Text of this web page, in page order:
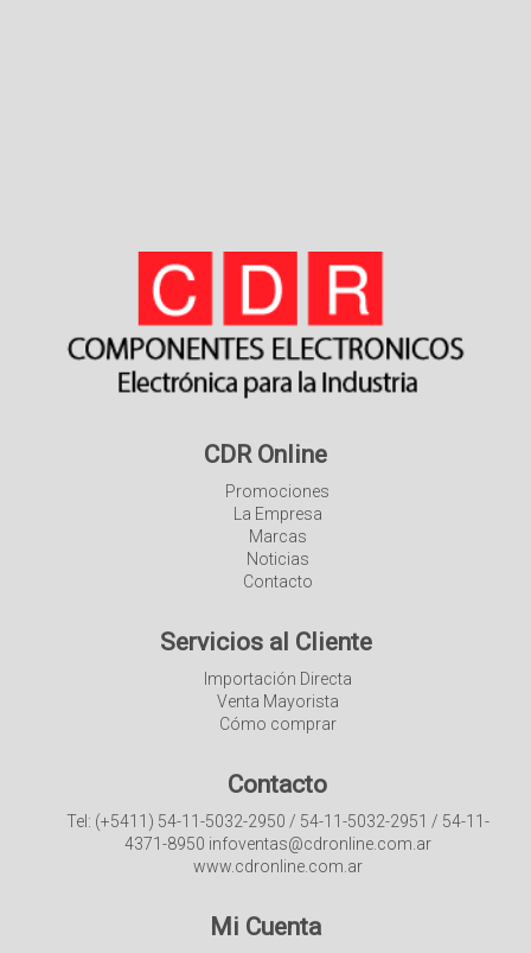
CDR Online
Promociones
La Empresa
Marcas
Noticias
Contacto
Servicios al Cliente
Importación Directa
Venta Mayorista
Cómo comprar
Contacto
Tel: (+5411) 54-11-5032-2950 / 54-11-5032-2951 / 54-11-
4371-8950 infoventas@cdronline.com.ar
www.cdronline.com.ar
Mi Cuenta